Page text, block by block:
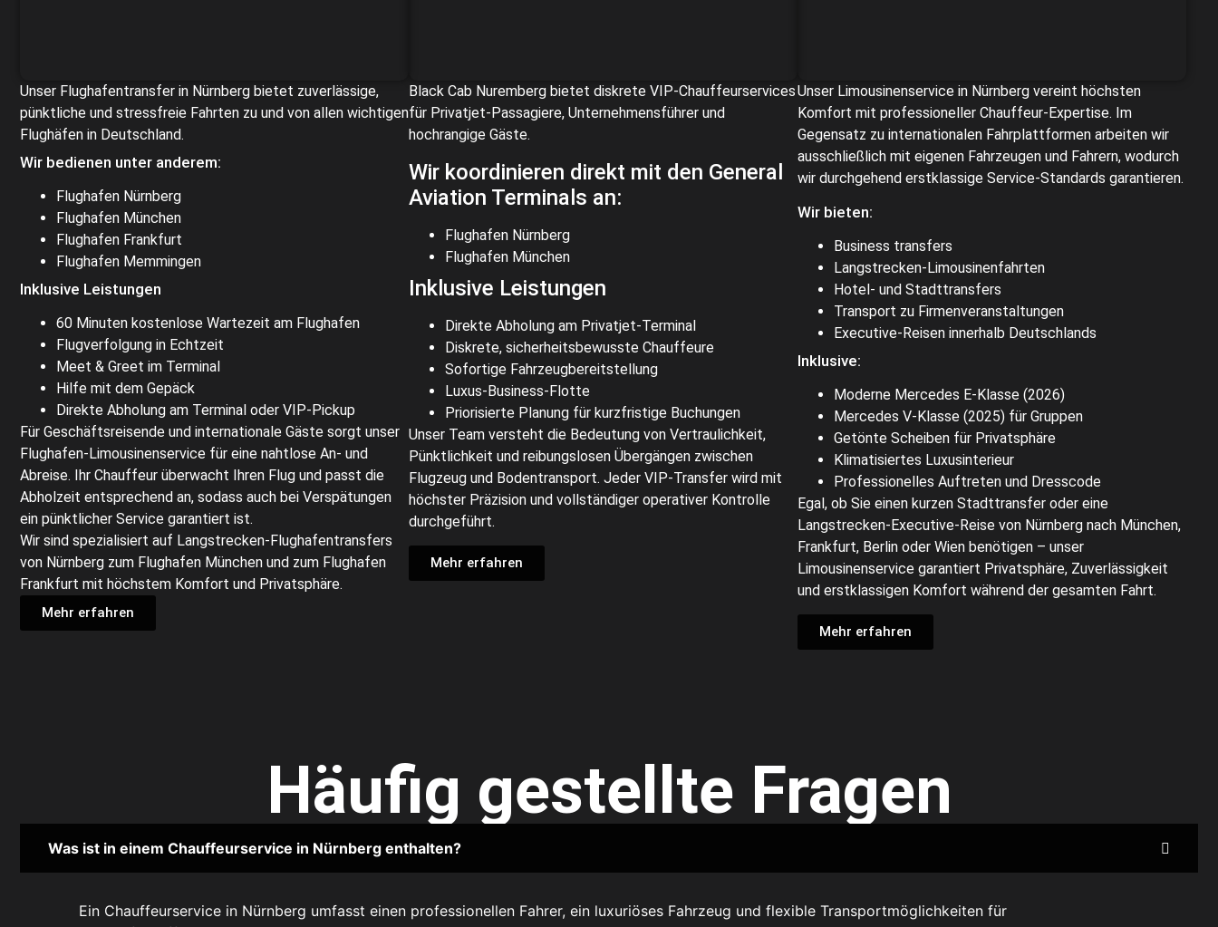
Unser Flughafentransfer in Nürnberg bietet zuverlässige,
pünktliche und stressfreie Fahrten zu und von allen wichtigen
Flughäfen in Deutschland.
Wir bedienen unter anderem:
Flughafen Nürnberg
Flughafen München
Flughafen Frankfurt
Flughafen Memmingen
Inklusive Leistungen
60 Minuten kostenlose Wartezeit am Flughafen
Flugverfolgung in Echtzeit
Meet & Greet im Terminal
Hilfe mit dem Gepäck
Direkte Abholung am Terminal oder VIP-Pickup
Für Geschäftsreisende und internationale Gäste sorgt unser
Flughafen-Limousinenservice für eine nahtlose An- und
Abreise. Ihr Chauffeur überwacht Ihren Flug und passt die
Abholzeit entsprechend an, sodass auch bei Verspätungen
ein pünktlicher Service garantiert ist.
Wir sind spezialisiert auf Langstrecken-Flughafentransfers
von Nürnberg zum Flughafen München und zum Flughafen
Frankfurt mit höchstem Komfort und Privatsphäre.
Mehr erfahren
Black Cab Nuremberg bietet diskrete VIP-Chauffeurservices
für Privatjet-Passagiere, Unternehmensführer und
hochrangige Gäste.
Wir koordinieren direkt mit den General
Aviation Terminals an:
Flughafen Nürnberg
Flughafen München
Inklusive Leistungen
Direkte Abholung am Privatjet-Terminal
Diskrete, sicherheitsbewusste Chauffeure
Sofortige Fahrzeugbereitstellung
Luxus-Business-Flotte
Priorisierte Planung für kurzfristige Buchungen
Unser Team versteht die Bedeutung von Vertraulichkeit,
Pünktlichkeit und reibungslosen Übergängen zwischen
Flugzeug und Bodentransport. Jeder VIP-Transfer wird mit
höchster Präzision und vollständiger operativer Kontrolle
durchgeführt.
Mehr erfahren
Unser Limousinenservice in Nürnberg vereint höchsten
Komfort mit professioneller Chauffeur-Expertise. Im
Gegensatz zu internationalen Fahrplattformen arbeiten wir
ausschließlich mit eigenen Fahrzeugen und Fahrern, wodurch
wir durchgehend erstklassige Service-Standards garantieren.
Wir bieten:
Business transfers
Langstrecken-Limousinenfahrten
Hotel- und Stadttransfers
Transport zu Firmenveranstaltungen
Executive-Reisen innerhalb Deutschlands
Inklusive:
Moderne Mercedes E-Klasse (2026)
Mercedes V-Klasse (2025) für Gruppen
Getönte Scheiben für Privatsphäre
Klimatisiertes Luxusinterieur
Professionelles Auftreten und Dresscode
Egal, ob Sie einen kurzen Stadttransfer oder eine
Langstrecken-Executive-Reise von Nürnberg nach München,
Frankfurt, Berlin oder Wien benötigen – unser
Limousinenservice garantiert Privatsphäre, Zuverlässigkeit
und erstklassigen Komfort während der gesamten Fahrt.
Mehr erfahren
Häufig gestellte Fragen
Was ist in einem Chauffeurservice in Nürnberg enthalten?
Ein Chauffeurservice in Nürnberg umfasst einen professionellen Fahrer, ein luxuriöses Fahrzeug und flexible Transportmöglichkeiten für